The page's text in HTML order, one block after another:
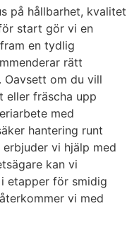
på hållbarhet, kvalitet
start gör vi en
en tydlig
rätt
om du vill
eller fräscha upp
med
hantering runt
vi hjälp med
kan vi
etapper för smidig
vi med